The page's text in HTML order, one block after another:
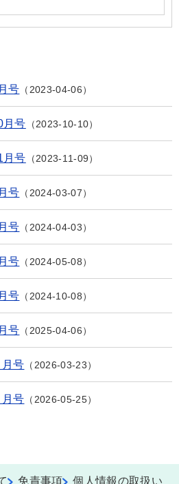
号 2023-04-06
月号 2023-10-10
月号 2023-11-09
号 2024-03-07
号 2024-04-03
号 2024-05-08
号 2024-10-08
号 2025-04-06
号 2026-03-23
号 2026-05-25
免責事項 個人情報の取扱い